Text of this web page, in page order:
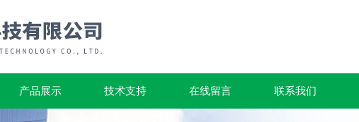
产品展示 技术支持 在线留言 联系我们